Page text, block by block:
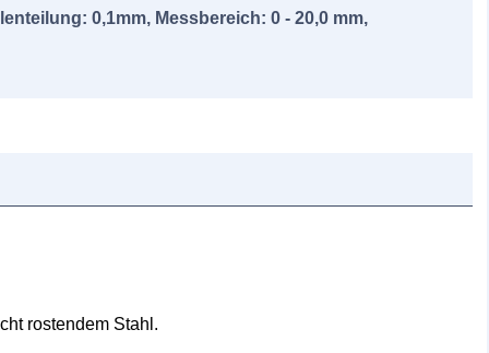
0,1mm, Messbereich: 0 - 20,0 mm,
rostendem Stahl.